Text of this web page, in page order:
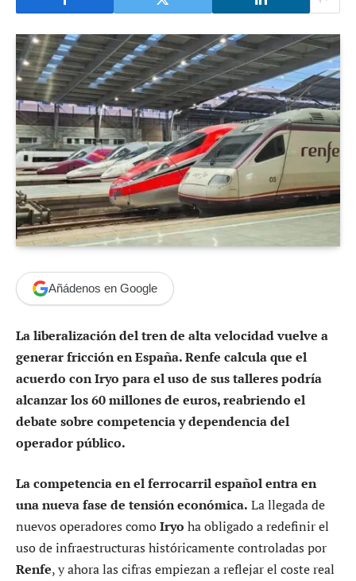
Añádenos en Google
La liberalización del tren de alta velocidad vuelve a
generar fricción en España. Renfe calcula que el
acuerdo con Iryo para el uso de sus talleres podría
alcanzar los 60 millones de euros, reabriendo el
debate sobre competencia y dependencia del
operador público.
La competencia en el ferrocarril español entra en
una nueva fase de tensión económica. La llegada de
nuevos operadores comoIryo ha obligado a redefinir el
uso de infraestructuras históricamente controladas por
Renfe, y ahora las cifras empiezan a reflejar el coste real